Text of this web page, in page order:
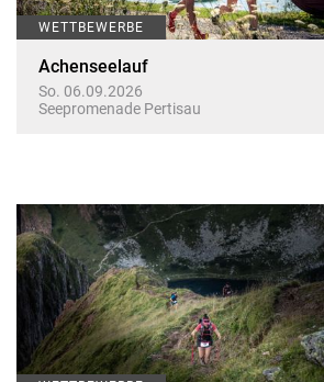
WETTBEWERBE
Achenseelauf
So. 06.09.2026
Seepromenade Pertisau